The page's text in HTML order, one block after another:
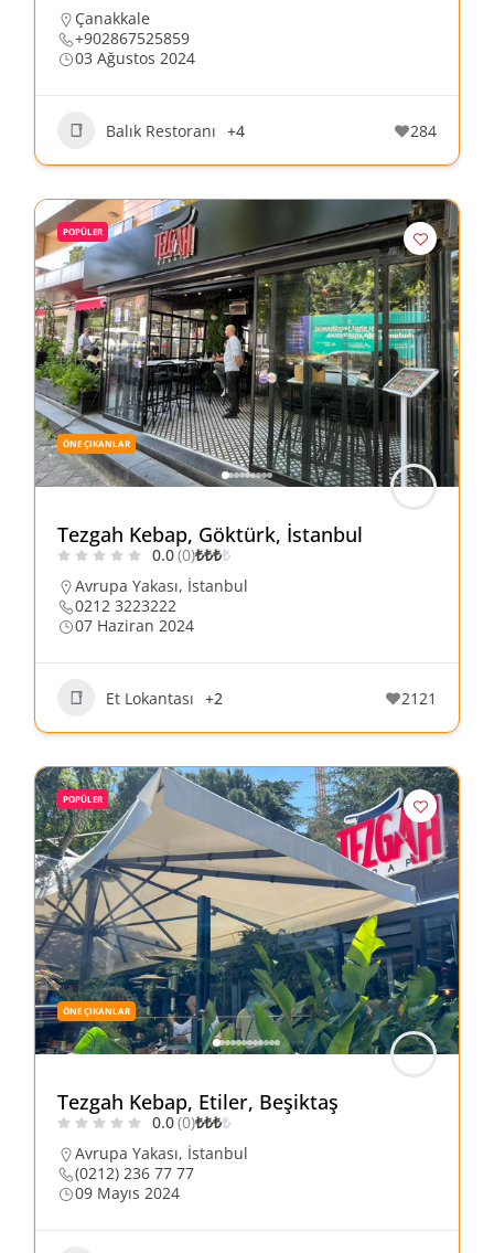
Çanakkale
+902867525859
03 Ağustos 2024
Balık Restoranı +4 284
POPÜLER
ÖNE ÇIKANLAR
Tezgah Kebap, Göktürk, İstanbul
0.0(0)₺₺₺₺
Avrupa Yakası, İstanbul
0212 3223222
07 Haziran 2024
Et Lokantası +2 2121
POPÜLER
ÖNE ÇIKANLAR
Tezgah Kebap, Etiler, Beşiktaş
0.0(0)₺₺₺₺
Avrupa Yakası, İstanbul
(0212) 236 77 77
09 Mayıs 2024